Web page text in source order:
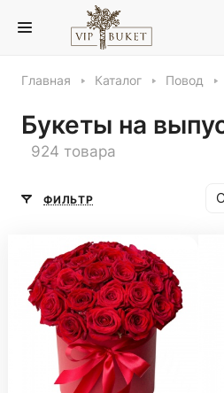
Главная Каталог Повод
Букеты на
924 товара
ФИЛЬТР